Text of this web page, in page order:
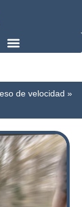
de velocidad »